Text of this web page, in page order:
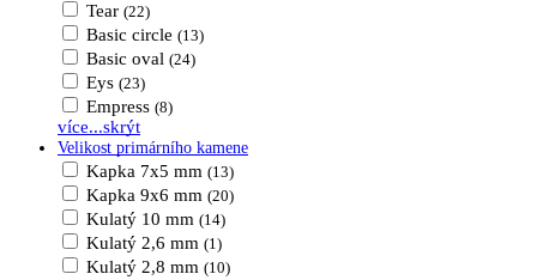
Tear (22)
Basic circle (13)
Basic oval (24)
Eys (23)
Empress (8)
více...skrýt
Velikost primárního kamene
Kapka 7x5 mm (13)
Kapka 9x6 mm (20)
Kulatý 10 mm (14)
Kulatý 2,6 mm (1)
Kulatý 2,8 mm (10)